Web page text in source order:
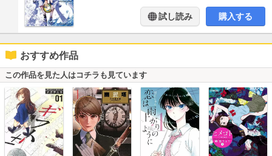
試し読み 購入する
おすすめ作品
この作品を見た人はコチラも見ています